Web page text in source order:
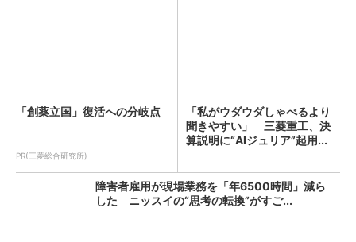
「創薬立国」復活への分岐点
PR(三菱総合研究所)
「私がウダウダしゃべるより
聞きやすい」 三菱重工、決
算説明に“AIジュリア”起用...
障害者雇用が現場業務を「年6500時間」減ら
した ニッスイの“思考の転換”がすご...